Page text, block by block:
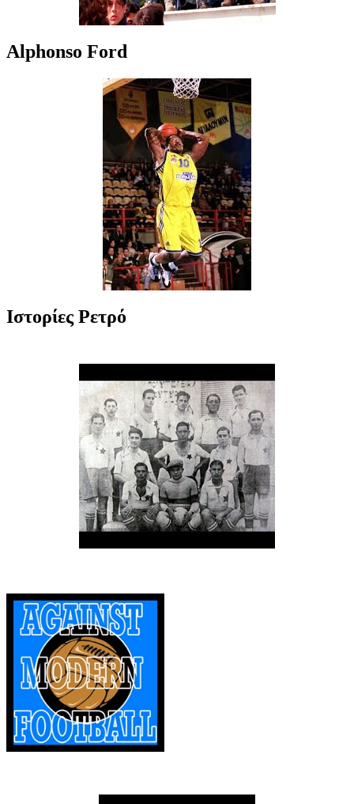
Alphonso Ford
Ιστορίες Ρετρό